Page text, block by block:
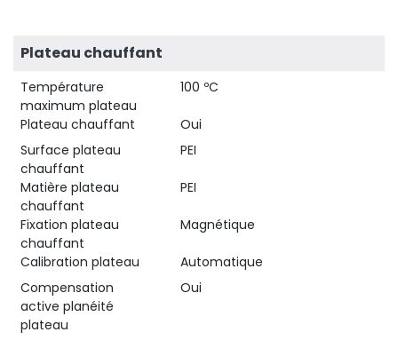
Plateau chauffant
Température
maximum plateau
100 ºC
Plateau chauffant
Oui
Surface plateau
chauffant
PEI
Matière plateau
chauffant
PEI
Fixation plateau
chauffant
Magnétique
Calibration plateau
Automatique
Compensation
active planéité
plateau
Oui